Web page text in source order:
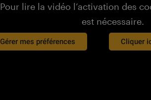
Pour lire la vidéo l’activation des
est nécessaire.
Gérer mes préférences Cliquer